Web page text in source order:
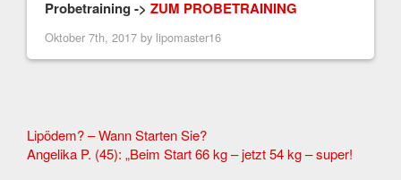
Probetraining -> ZUM PROBETRAINING
Oktober 7th, 2017 by lipomaster16
Other
Articles
Lipödem? – Wann Starten Sie?
Angelika P. (45): „Beim Start 66 kg – jetzt 54 kg – super!